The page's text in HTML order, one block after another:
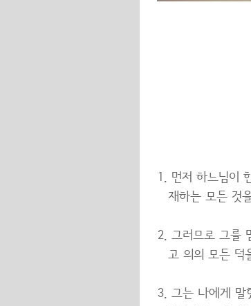
먼저 하느님이
재하는 모든 것
그러므로 그를
고 의의 모든 덕
그는 나에게 말